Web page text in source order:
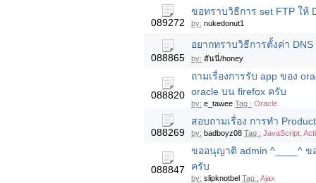
089272
ขอทราบวิธีการ set FTP ให้
by: nukedonut1
088865
อยากทราบวิธีการตั้งค่า
by: ฮันนี่/honey
088820
ถามเรื่องการรับ app ของ
oracle บน firefox ครับ
by: e_tawee Tag : Oracle
088269
สอบถามเรื่อง การทำ
by: badboyz08 Tag : JavaScript,
088847
ขออนุญาติ admin ^____^
ครับ
by: slipknotbel Tag : Ajax